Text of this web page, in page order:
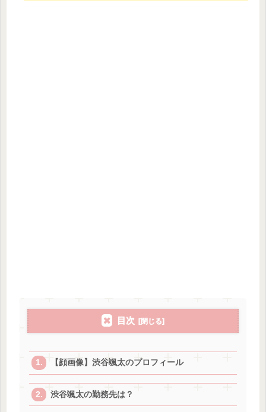
目次
【顔画像】渋谷颯太のプロフィール
渋谷颯太の勤務先は？